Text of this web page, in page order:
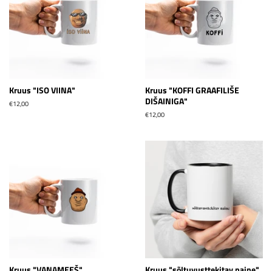
Kruus "ISO VIINA"
Tavahind
€12,00
Kruus "KOFFI GRAAFILIŠE
DIŠAINIGA"
Tavahind
€12,00